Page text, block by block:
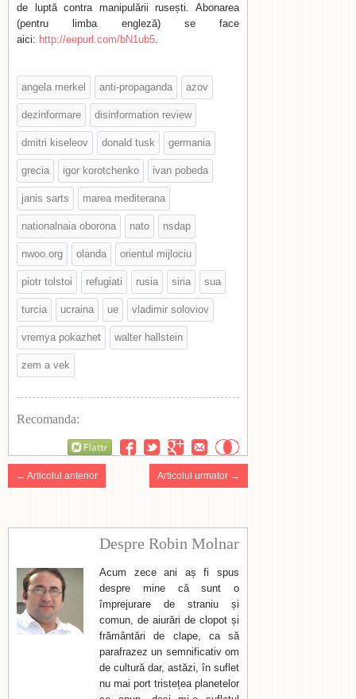
de luptă contra manipulării rusești. Abonarea
(pentru limba engleză) se face
aici: http://eepurl.com/bN1ub5.
angela merkel anti-propaganda azov
dezinformare disinformation review
dmitri kiseleov donald tusk germania
grecia igor korotchenko ivan pobeda
janis sarts marea mediterana
nationalnaia oborona nato nsdap
nwoo.org olanda orientul mijlociu
piotr tolstoi refugiati rusia siria sua
turcia ucraina ue vladimir soloviov
vremya pokazhet walter hallstein
zem a vek
Recomanda:
← Articolul anterior Articolul urmator →
Despre Robin Molnar
Acum zece ani aș fi spus
despre mine că sunt o
împrejurare de straniu și
comun, de aiurări de clopot și
frământări de clape, ca să
parafrazez un semnificativ om
de cultură dar, astăzi, în suflet
nu mai port tristețea planetelor